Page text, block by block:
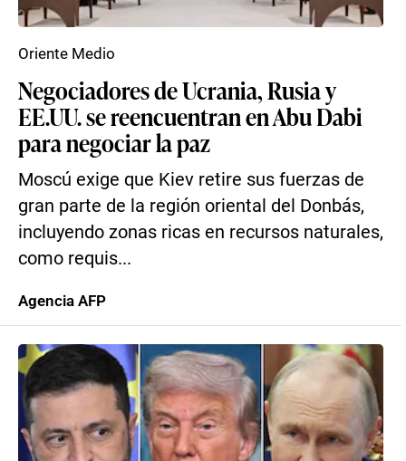
Negociadores de Ucrania, Rusia y
EE.UU. se reencuentran en Abu Dabi
para negociar la paz
Moscú exige que Kiev retire sus fuerzas de
gran parte de la región oriental del Donbás,
incluyendo zonas ricas en recursos naturales,
como requis...
Oriente Medio
Agencia AFP